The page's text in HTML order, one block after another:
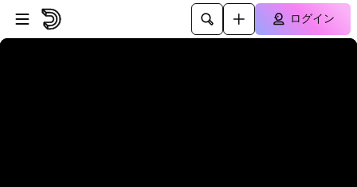
プレイヤーにスキップ
メインコンテンツにスキップ
ログイン